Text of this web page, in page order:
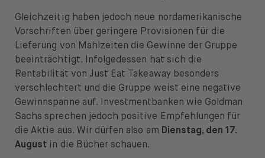
Gleichzeitig haben jedoch neue nordamerikanische
Vorschriften über geringere Provisionen für die
Lieferung von Mahlzeiten die Gewinne der Gruppe
beeinträchtigt. Infolgedessen hat sich die
Rentabilität von Just Eat Takeaway besonders
verschlechtert und die Gruppe weist eine negative
Gewinnspanne auf. Investmentbanken wie Goldman
Sachs sprechen jedoch positive Empfehlungen für
die Aktie aus. Wir dürfen also am Dienstag, den 17.
August in die Bücher schauen.